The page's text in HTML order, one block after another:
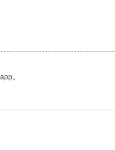
。